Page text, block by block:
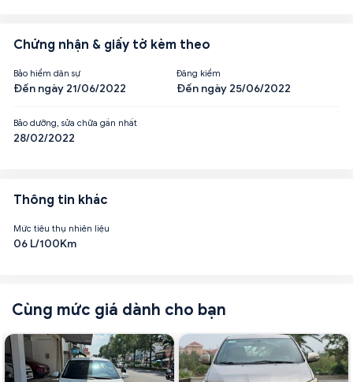
Chứng nhận & giấy tờ kèm theo
Bảo hiểm dân sự
Đến ngày 21/06/2022
Đăng kiểm
Đến ngày 25/06/2022
Bảo dưỡng, sửa chữa gần nhất
28/02/2022
Thông tin khác
Mức tiêu thụ nhiên liệu
06 L/100Km
Cùng mức giá dành cho bạn